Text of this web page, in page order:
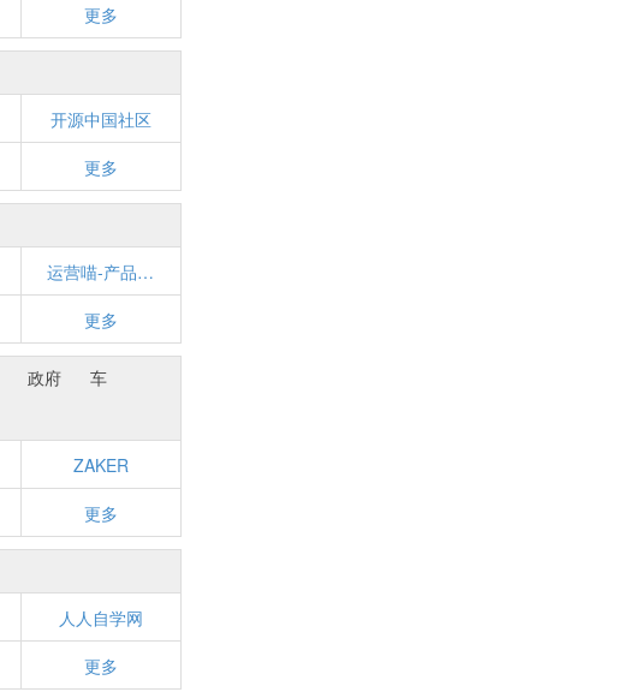
更多
开源中国社区
更多
运营喵-产品运营人员学习园地—互联网顶级产品运营从这里开始
更多
政府
车
ZAKER
更多
人人自学网
更多